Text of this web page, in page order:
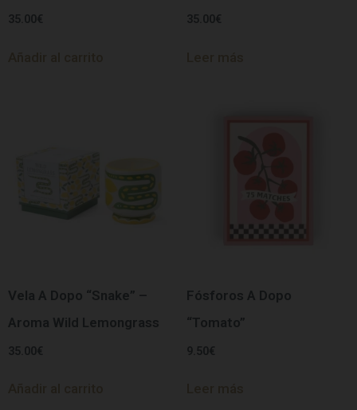
35.00 € 35.00 €
Vela A Dopo “Snake” –
Aroma Wild Lemongrass
35.00€
Fósforos A Dopo
“Tomato”
9.50€